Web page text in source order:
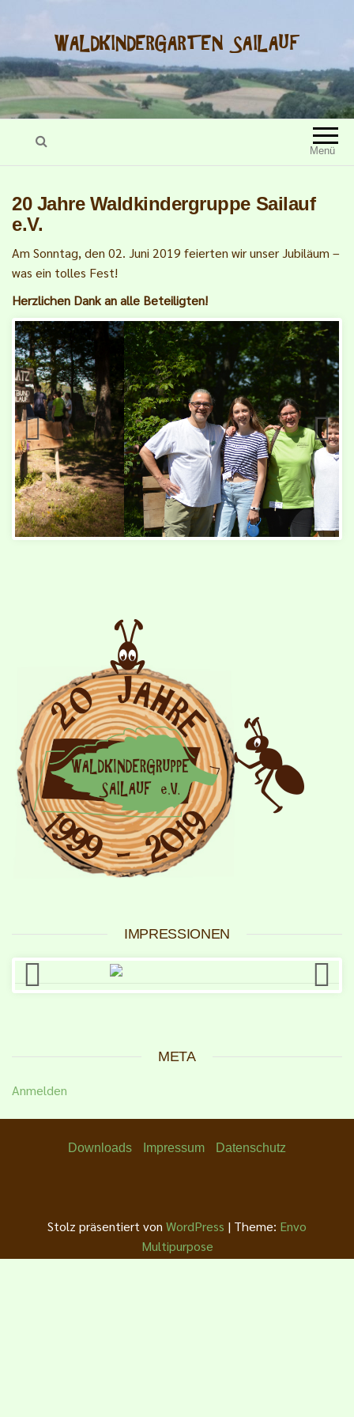
WALDKINDERGARTEN SAILAUF
Menü
20 Jahre Waldkindergruppe Sailauf
e.V.
Am Sonntag, den 02. Juni 2019 feierten wir unser Jubiläum –
was ein tolles Fest!
Herzlichen Dank an alle Beteiligten!
IMPRESSIONEN
META
Anmelden
Downloads Impressum Datenschutz
Stolz präsentiert von WordPress | Theme: Envo
Multipurpose